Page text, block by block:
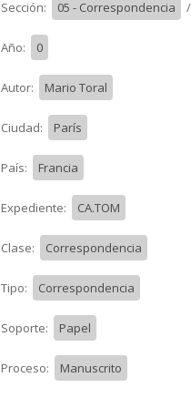
Sección: 05 - Correspondencia /
Año: 0
Autor: Mario Toral
Ciudad: París
País: Francia
Expediente: CA.TOM
Clase: Correspondencia
Tipo: Correspondencia
Soporte: Papel
Proceso: Manuscrito